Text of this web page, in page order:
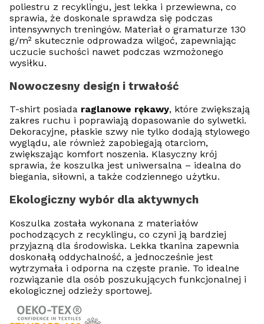
poliestru z recyklingu, jest lekka i przewiewna, co
sprawia, że doskonale sprawdza się podczas
intensywnych treningów. Materiał o gramaturze 130
g/m² skutecznie odprowadza wilgoć, zapewniając
uczucie suchości nawet podczas wzmożonego
wysiłku.
Nowoczesny design i trwałość
T-shirt posiada raglanowe rękawy, które zwiększają
zakres ruchu i poprawiają dopasowanie do sylwetki.
Dekoracyjne, płaskie szwy nie tylko dodają stylowego
wyglądu, ale również zapobiegają otarciom,
zwiększając komfort noszenia. Klasyczny krój
sprawia, że koszulka jest uniwersalna – idealna do
biegania, siłowni, a także codziennego użytku.
Ekologiczny wybór dla aktywnych
Koszulka została wykonana z materiałów
pochodzących z recyklingu, co czyni ją bardziej
przyjazną dla środowiska. Lekka tkanina zapewnia
doskonałą oddychalność, a jednocześnie jest
wytrzymała i odporna na częste pranie. To idealne
rozwiązanie dla osób poszukujących funkcjonalnej i
ekologicznej odzieży sportowej.